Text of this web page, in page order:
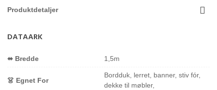
Produktdetaljer
DATAARK
⬌ Bredde 1,5m
👗 Egnet For
Bordduk, lerret, banner, stiv fór,
dekke til møbler,